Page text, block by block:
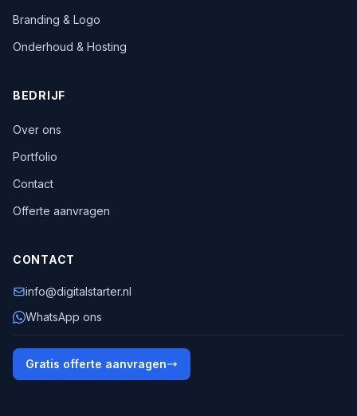
Branding & Logo
Onderhoud & Hosting
BEDRIJF
Over ons
Portfolio
Contact
Offerte aanvragen
CONTACT
info@digitalstarter.nl
WhatsApp ons
Gratis offerte aanvragen